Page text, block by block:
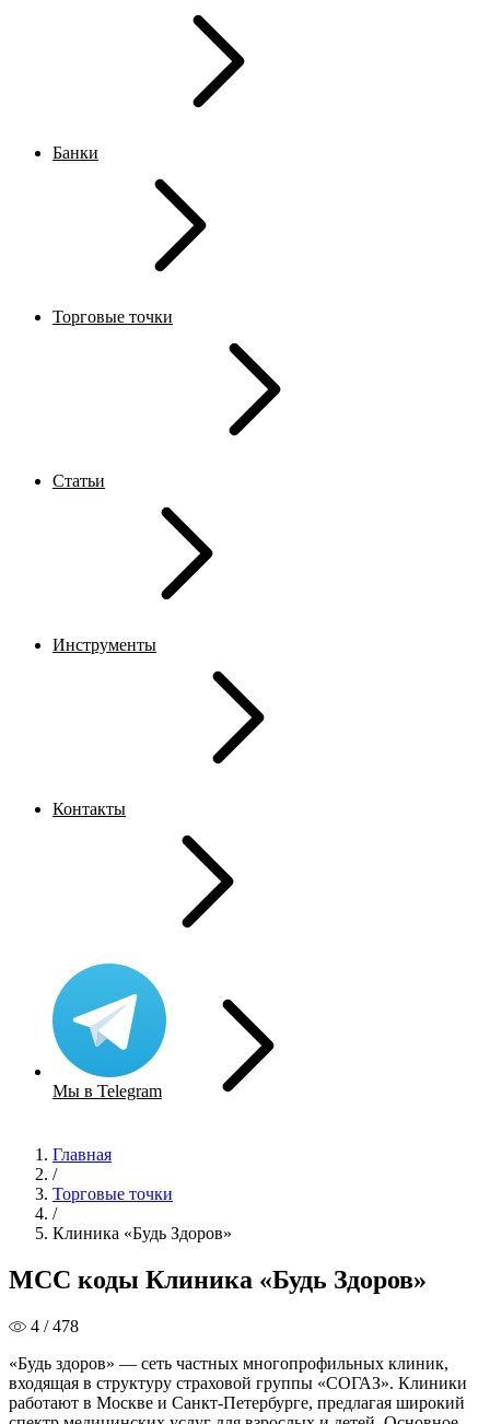
Банки
Торговые точки
Статьи
Инструменты
Контакты
Мы в Telegram
Главная
/
Торговые точки
/
Клиника «Будь Здоров»
MCC коды Клиника «Будь Здоров»
4 / 478
«Будь здоров» — сеть частных многопрофильных клиник,
входящая в структуру страховой группы «СОГАЗ». Клиники
работают в Москве и Санкт-Петербурге, предлагая широкий